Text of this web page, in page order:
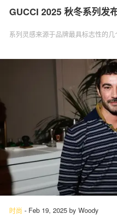
GUCCI 2025 秋冬系列发
系列灵感来源于品牌最具标志性的几
时尚 - Feb 19, 2025 by Woody